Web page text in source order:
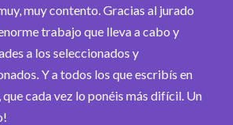
muy contento. Gracias al jurado
trabajo que lleva a cabo y
a los seleccionados y
Y a todos los que escribís en
que cada vez lo ponéis más difícil. Un